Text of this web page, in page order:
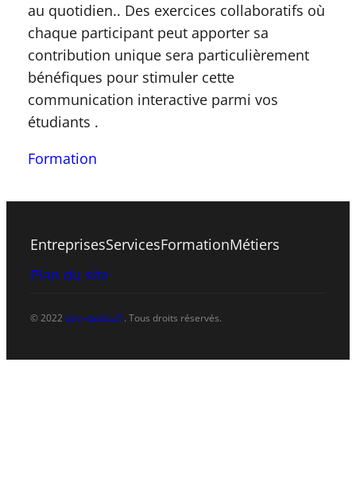
au quotidien.. Des exercices collaboratifs où
chaque participant peut apporter sa
contribution unique sera particulièrement
bénéfiques pour stimuler cette
communication interactive parmi vos
étudiants .
Formation
EntreprisesServicesFormationMétiers
Plan du site
© 2022tarn-dadou.fr. Tous droits réservés.